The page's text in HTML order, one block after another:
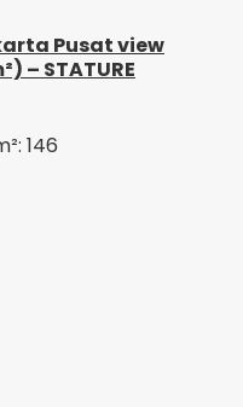
Pusat view
– STATURE
146